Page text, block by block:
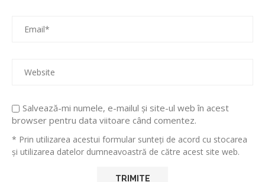
Salvează-mi numele, e-mailul și site-ul web în acest
browser pentru data viitoare când comentez.
* Prin utilizarea acestui formular sunteți de acord cu stocarea
și utilizarea datelor dumneavoastră de către acest site web.